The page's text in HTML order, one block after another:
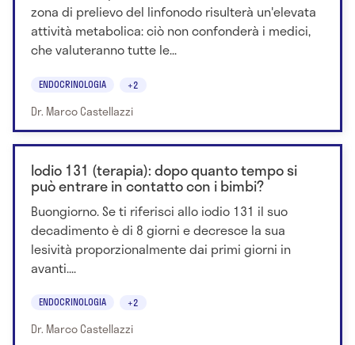
zona di prelievo del linfonodo risulterà un'elevata
attività metabolica: ciò non confonderà i medici,
che valuteranno tutte le...
ENDOCRINOLOGIA +2
Dr. Marco Castellazzi
Iodio 131 (terapia): dopo quanto tempo si
può entrare in contatto con i bimbi?
Buongiorno. Se ti riferisci allo iodio 131 il suo
decadimento è di 8 giorni e decresce la sua
lesività proporzionalmente dai primi giorni in
avanti....
ENDOCRINOLOGIA +2
Dr. Marco Castellazzi